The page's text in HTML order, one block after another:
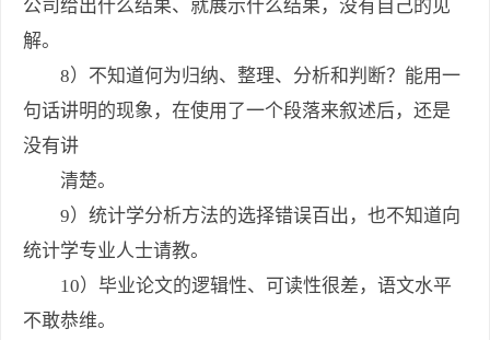
公司给出什么结果、就展示什么结果，没有自己的见
解。
8）不知道何为归纳、整理、分析和判断？能用一
句话讲明的现象，在使用了一个段落来叙述后，还是
没有讲
清楚。
9）统计学分析方法的选择错误百出，也不知道向
统计学专业人士请教。
10）毕业论文的逻辑性、可读性很差，语文水平
不敢恭维。